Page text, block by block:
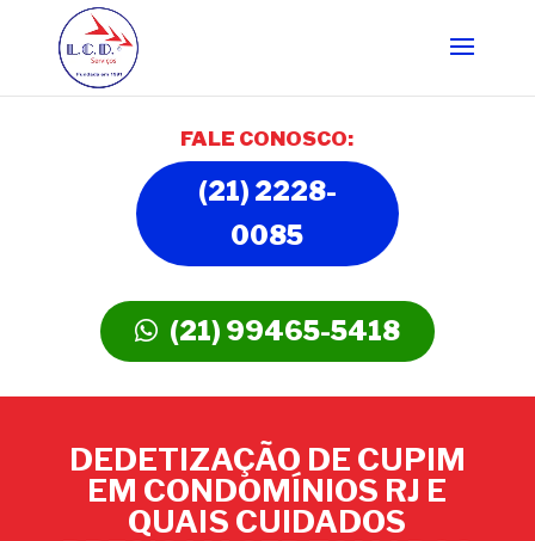
FALE CONOSCO:
(21) 2228-
0085
(21) 99465-5418
DEDETIZAÇÃO DE CUPIM
EM CONDOMÍNIOS RJ E
QUAIS CUIDADOS